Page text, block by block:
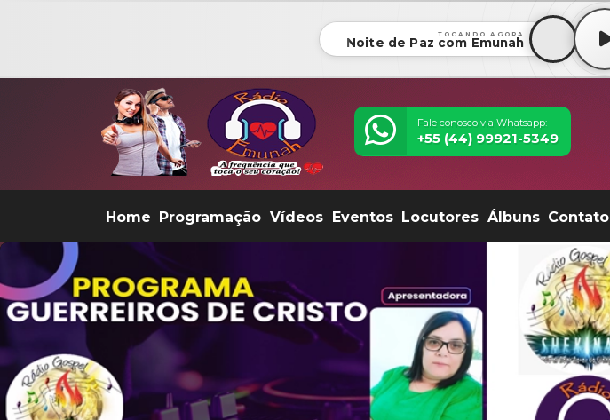
TOCANDO AGORA
Noite de Paz com Emunah
Fale conosco via Whatsapp:
+55 (44) 99921-5349
Home Programação Vídeos Eventos Locutores Álbuns Contato